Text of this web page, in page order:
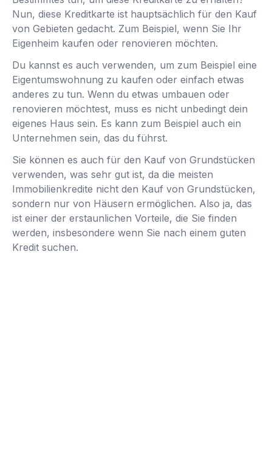
Nun, diese Kreditkarte ist hauptsächlich für den Kauf
von Gebieten gedacht. Zum Beispiel, wenn Sie Ihr
Eigenheim kaufen oder renovieren möchten.
Du kannst es auch verwenden, um zum Beispiel eine
Eigentumswohnung zu kaufen oder einfach etwas
anderes zu tun. Wenn du etwas umbauen oder
renovieren möchtest, muss es nicht unbedingt dein
eigenes Haus sein. Es kann zum Beispiel auch ein
Unternehmen sein, das du führst.
Sie können es auch für den Kauf von Grundstücken
verwenden, was sehr gut ist, da die meisten
Immobilienkredite nicht den Kauf von Grundstücken,
sondern nur von Häusern ermöglichen. Also ja, das
ist einer der erstaunlichen Vorteile, die Sie finden
werden, insbesondere wenn Sie nach einem guten
Kredit suchen.